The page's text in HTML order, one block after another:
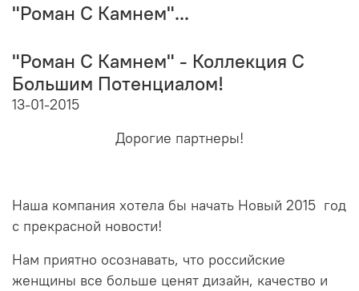
"Роман С Камнем"...
"Роман С Камнем" - Коллекция С
Большим Потенциалом!
13-01-2015
Дорогие партнеры!
Наша компания хотела бы начать Новый 2015 год
с прекрасной новости!
Нам приятно осознавать, что российские
женщины все больше ценят дизайн, качество и